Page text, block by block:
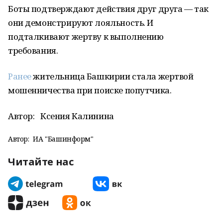
Боты подтверждают действия друг друга — так
они демонстрируют лояльность. И
подталкивают жертву к выполнению
требования.
Ранеежительница Башкирии стала жертвой
мошенничества при поиске попутчика.
Автор: Ксения Калинина
Автор: ИА "Башинформ"
Читайте нас